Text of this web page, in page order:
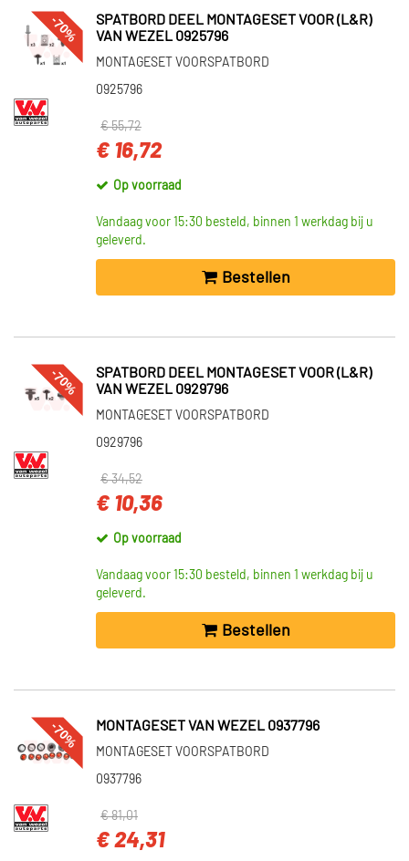
-70%
SPATBORD DEEL MONTAGESET VOOR (L&R)
VAN WEZEL 0925796
MONTAGESET VOORSPATBORD
0925796
€ 55,72
€ 16,72
Op voorraad
Vandaag voor 15:30 besteld, binnen 1 werkdag bij u
geleverd.
Bestellen
-70%
SPATBORD DEEL MONTAGESET VOOR (L&R)
VAN WEZEL 0929796
MONTAGESET VOORSPATBORD
0929796
€ 34,52
€ 10,36
Op voorraad
Vandaag voor 15:30 besteld, binnen 1 werkdag bij u
geleverd.
Bestellen
-70% MONTAGESET VAN WEZEL 0937796
MONTAGESET VOORSPATBORD
0937796
€ 81,01
€ 24,31